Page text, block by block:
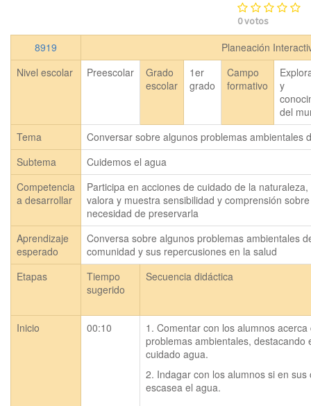
0votos
8919
Planeación
Nivel escolar
Preescolar
Grado
escolar
1er
grado
Campo
formativo
y
del
Tema
Conversar sobre algunos problemas ambientales
Subtema
Cuidemos el agua
Competencia
a desarrollar
Participa en acciones de cuidado de la naturaleza,
valora y muestra sensibilidad y comprensión
necesidad de preservarla
Aprendizaje
esperado
Conversa sobre algunos problemas ambientales
comunidad y sus repercusiones en la salud
Etapas
Tiempo
sugerido
Secuencia didáctica
Inicio 00:10
1. Comentar con los alumnos acerca
problemas ambientales, destacando
cuidado agua.
2. Indagar con los alumnos si en sus
escasea el agua.